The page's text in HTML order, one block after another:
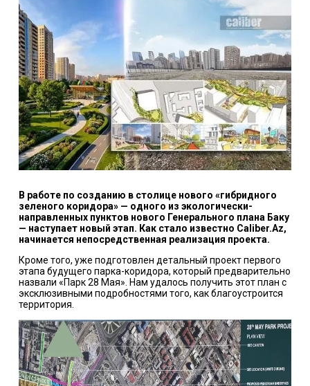
В работе по созданию в столице нового «гибридного
зеленого коридора» — одного из экологически-
направленных пунктов нового Генерального плана Баку
— наступает новый этап. Как стало известно Caliber.Az,
начинается непосредственная реализация проекта.
Кроме того, уже подготовлен детальный проект первого
этапа будущего парка-коридора, который предварительно
назвали «Парк 28 Мая». Нам удалось получить этот план с
эксклюзивными подробностями того, как благоустроится
территория.